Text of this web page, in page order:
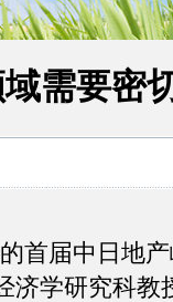
需要密
首届中日地
济学研究科教